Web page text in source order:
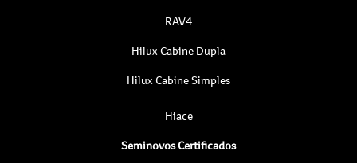
RAV4
Hilux Cabine Dupla
Hilux Cabine Simples
Hiace
Seminovos Certificados